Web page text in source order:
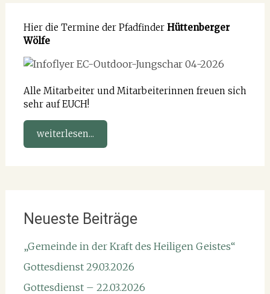
Hier die Termine der Pfadfinder Hüttenberger
Wölfe
Alle Mitarbeiter und Mitarbeiterinnen freuen sich
sehr auf EUCH!
weiterlesen...
Neueste Beiträge
„Gemeinde in der Kraft des Heiligen Geistes“
Gottesdienst 29.03.2026
Gottesdienst – 22.03.2026